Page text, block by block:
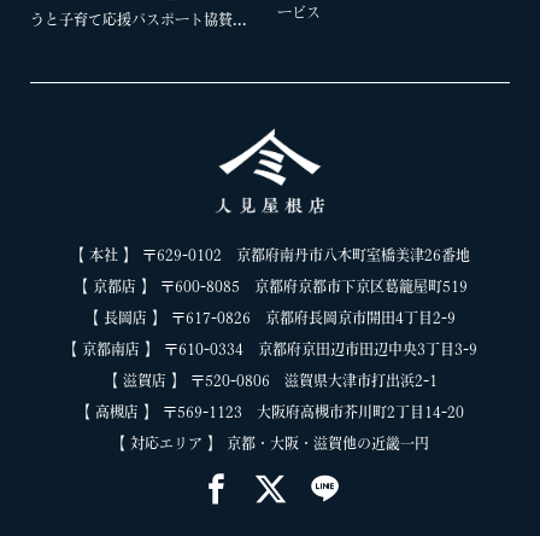
うと子育て応援パスポート協賛...
ービス
【 本社 】 〒629-0102 京都府南丹市八木町室橋美津26番地
【 京都店 】 〒600-8085 京都府京都市下京区葛籠屋町519
【 長岡店 】 〒617-0826 京都府長岡京市開田4丁目2-9
【 京都南店 】 〒610-0334 京都府京田辺市田辺中央3丁目3-9
【 滋賀店 】 〒520-0806 滋賀県大津市打出浜2-1
【 高槻店 】 〒569-1123 大阪府高槻市芥川町2丁目14-20
【 対応エリア 】 京都・大阪・滋賀他の近畿一円